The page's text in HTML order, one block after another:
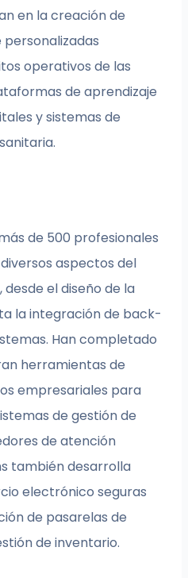
en la creación de
operativos de las
de aprendizaje
y sistemas de
de 500 profesionales
aspectos del
el diseño de la
la integración de back-
Han completado
herramientas de
empresariales para
de gestión de
de atención
también desarrolla
electrónico seguras
de pasarelas de
de inventario.